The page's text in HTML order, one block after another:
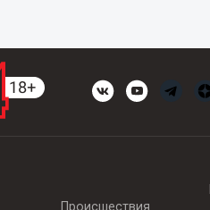
Происшествия